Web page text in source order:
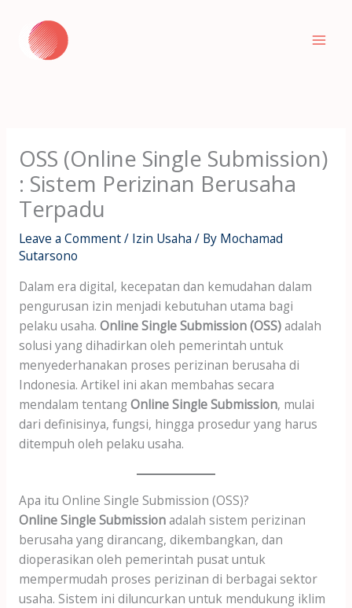
content
OSS (Online Single Submission)
: Sistem Perizinan Berusaha
Terpadu
Leave a Comment/ Izin Usaha / By Mochamad
Sutarsono
Dalam era digital, kecepatan dan kemudahan dalam
pengurusan izin menjadi kebutuhan utama bagi
pelaku usaha. Online Single Submission (OSS)adalah
solusi yang dihadirkan oleh pemerintah untuk
menyederhanakan proses perizinan berusaha di
Indonesia. Artikel ini akan membahas secara
mendalam tentang Online Single Submission, mulai
dari definisinya, fungsi, hingga prosedur yang harus
ditempuh oleh pelaku usaha.
Apa itu Online Single Submission (OSS)?
Online Single Submissionadalah sistem perizinan
berusaha yang dirancang, dikembangkan, dan
dioperasikan oleh pemerintah pusat untuk
mempermudah proses perizinan di berbagai sektor
usaha. Sistem ini diluncurkan untuk mendukung iklim